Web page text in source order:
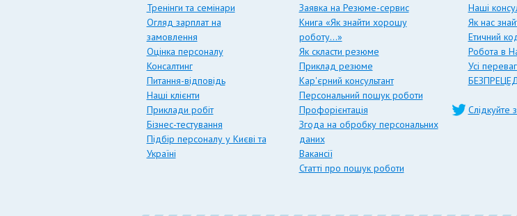
Тренінги та семінари
Огляд зарплат на
замовлення
Оцінка персоналу
Консалтинг
Питання-відповідь
Наші клієнти
Приклади робіт
Бізнес-тестування
Підбір персоналу у Києві та
Україні
Заявка на Резюме-сервис
Книга «Як знайти хорошу
роботу…»
Як скласти резюме
Приклад резюме
Кар'єрний консультант
Персональний пошук роботи
Профорієнтація
Згода на обробку персональних
даних
Вакансії
Статті про пошук роботи
Наші
Як нас
Етичний
Робота в
Усі
Слідкуйте